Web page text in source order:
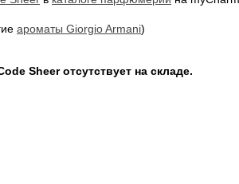
ароматы Giorgio Armani)
Sheer отсутствует на складе.